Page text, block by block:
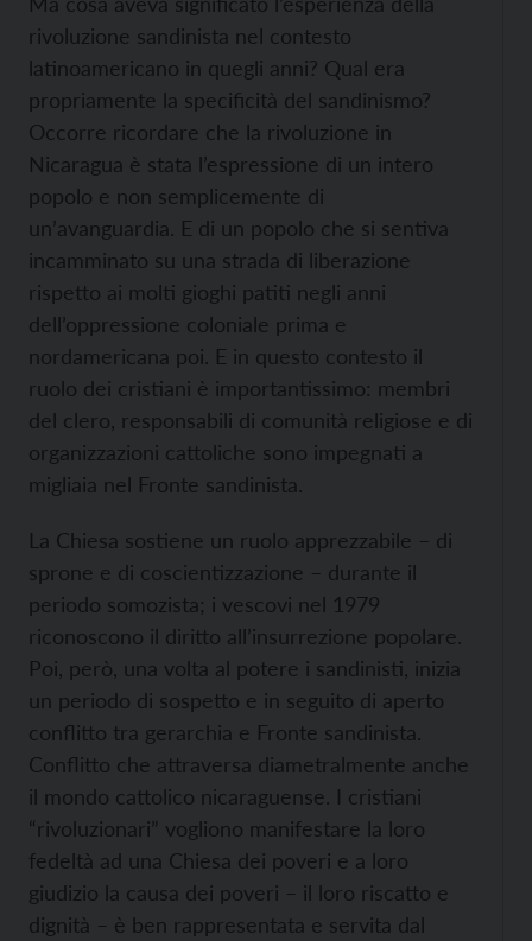
rivoluzione sandinista nel contesto
latinoamericano in quegli anni? Qual era
propriamente la specificità del sandinismo?
Occorre ricordare che la rivoluzione in
Nicaragua è stata l’espressione di un intero
popolo e non semplicemente di
un’avanguardia. E di un popolo che si sentiva
incamminato su una strada di liberazione
rispetto ai molti gioghi patiti negli anni
dell’oppressione coloniale prima e
nordamericana poi. E in questo contesto il
ruolo dei cristiani è importantissimo: membri
del clero, responsabili di comunità religiose e di
organizzazioni cattoliche sono impegnati a
migliaia nel Fronte sandinista.
La Chiesa sostiene un ruolo apprezzabile – di
sprone e di coscientizzazione – durante il
periodo somozista; i vescovi nel 1979
riconoscono il diritto all’insurrezione popolare.
Poi, però, una volta al potere i sandinisti, inizia
un periodo di sospetto e in seguito di aperto
conflitto tra gerarchia e Fronte sandinista.
Conflitto che attraversa diametralmente anche
il mondo cattolico nicaraguense. I cristiani
“rivoluzionari” vogliono manifestare la loro
fedeltà ad una Chiesa dei poveri e a loro
giudizio la causa dei poveri – il loro riscatto e
dignità – è ben rappresentata e servita dal